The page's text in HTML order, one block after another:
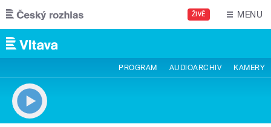
Přejít k hlavnímu obsahu
ŽIVĚ MENU
PROGRAM AUDIOARCHIV KAMERY